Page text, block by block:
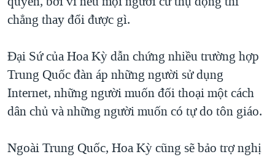
chẳng thay đổi được gì.
Đại Sứ của Hoa Kỳ dẫn chứng nhiều trường hợp
Trung Quốc đàn áp những người sử dụng
Internet, những người muốn đối thoại một cách
dân chủ và những người muốn có tự do tôn giáo.
Ngoài Trung Quốc, Hoa Kỳ cũng sẽ bảo trợ nghị